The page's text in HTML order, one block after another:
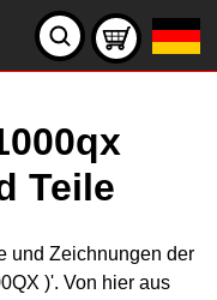
Teile
und Zeichnungen der
)'. Von hier aus